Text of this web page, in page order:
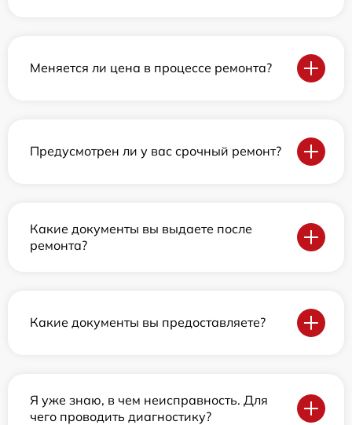
Меняется ли цена в процессе ремонта?
Предусмотрен ли у вас срочный ремонт?
Какие документы вы выдаете после
ремонта?
Какие документы вы предоставляете?
Я уже знаю, в чем неисправность. Для
чего проводить диагностику?